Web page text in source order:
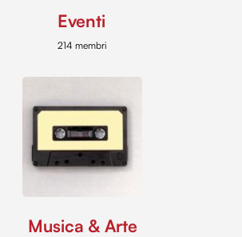
Eventi
214 membri
Musica & Arte